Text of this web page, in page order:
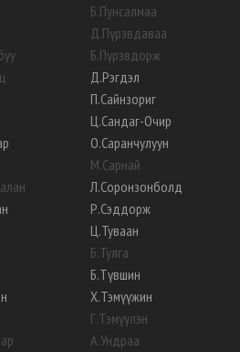
Б.Пунсалмаа
Д.Пүрэвдаваа
Б.Пүрэвдорж
Д.Рэгдэл
П.Сайнзориг
Ц.Сандаг-Очир
О.Саранчулуун
М.Сарнай
Л.Соронзонболд
Р.Сэддорж
Ц.Туваан
Б.Тулга
Б.Түвшин
Х.Тэмүүжин
Г.Тэмүүлэн
А.Ундраа